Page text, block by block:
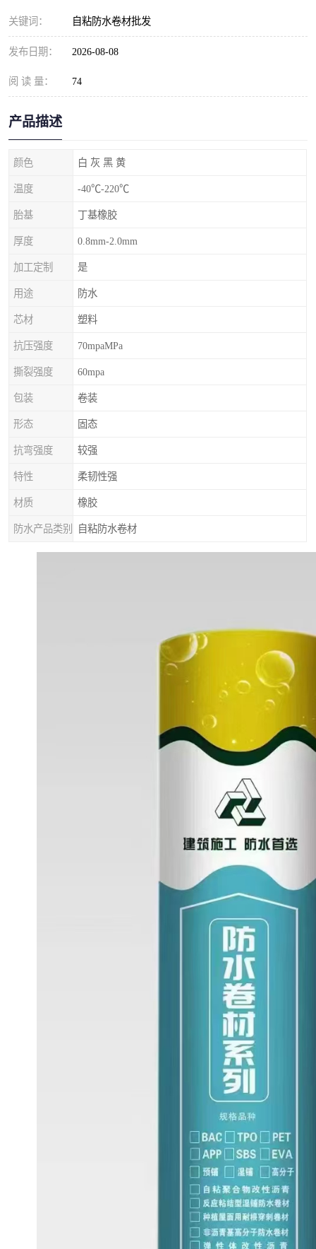
关键词： 自粘防水卷材批发
发布日期： 2026-08-08
阅 读 量： 74
产品描述
颜色 白 灰 黑 黄
温度 -40℃-220℃
胎基 丁基橡胶
厚度 0.8mm-2.0mm
加工定制 是
用途 防水
芯材 塑料
抗压强度 70mpaMPa
撕裂强度 60mpa
包装 卷装
形态 固态
抗弯强度 较强
特性 柔韧性强
材质 橡胶
防水产品类别 自粘防水卷材